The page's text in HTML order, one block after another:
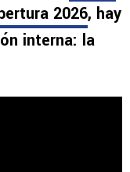
2026, hay
interna: la